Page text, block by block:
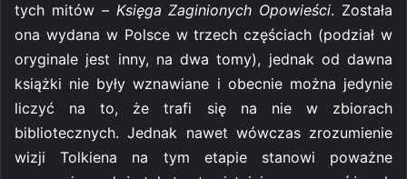
tych mitów – Księga Zaginionych Opowieści. Została
ona wydana w Polsce w trzech częściach (podział w
oryginale jest inny, na dwa tomy), jednak od dawna
książki nie były wznawiane i obecnie można jedynie
liczyć na to, że trafi się na nie w zbiorach
bibliotecznych. Jednak nawet wówczas zrozumienie
wizji Tolkiena na tym etapie stanowi poważne